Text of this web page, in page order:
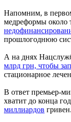
Напомним, в
медреформы около
прошлогоднюю
А на днях
млрд грн, чтобы
стационарное
В ответ премьер-
хватит до конца
миллиардов гривен.